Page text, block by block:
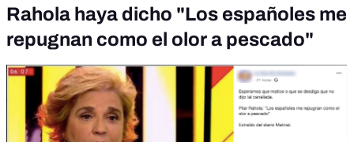
Rahola haya dicho "Los españoles me
repugnan como el olor a pescado"